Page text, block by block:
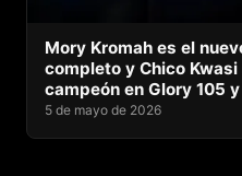
Mory Kromah es el
completo y Chico
campeón en Glory 105 y
5 de mayo de 2026